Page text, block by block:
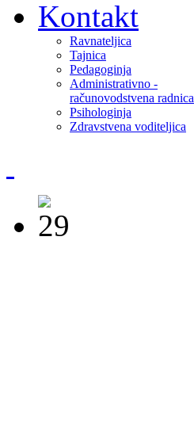
Kontakt
Ravnateljica
Tajnica
Pedagoginja
Administrativno -
računovodstvena radnica
Psihologinja
Zdravstvena voditeljica